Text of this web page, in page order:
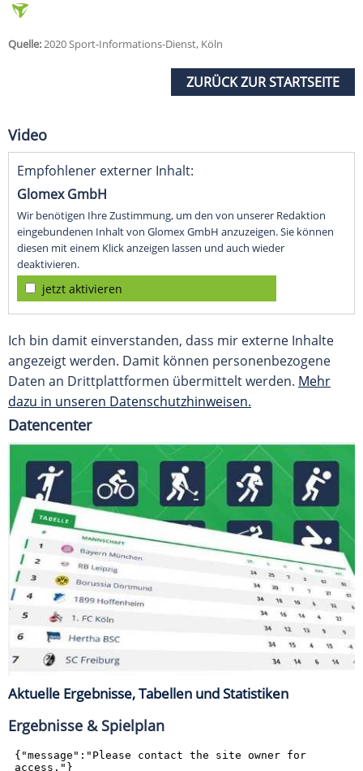
Quelle:2020 Sport-Informations-Dienst, Köln
ZURÜCK ZUR STARTSEITE
Video
Empfohlener externer Inhalt:
Glomex GmbH
Wir benötigen Ihre Zustimmung, um den von unserer Redaktion
eingebundenen Inhalt von Glomex GmbH anzuzeigen. Sie können
diesen mit einem Klick anzeigen lassen und auch wieder
deaktivieren.
jetzt aktivieren
Ich bin damit einverstanden, dass mir externe Inhalte
angezeigt werden. Damit können personenbezogene
Daten an Drittplattformen übermittelt werden. Mehr
dazu in unseren Datenschutzhinweisen.
Datencenter
Aktuelle Ergebnisse, Tabellen und Statistiken
Ergebnisse & Spielplan